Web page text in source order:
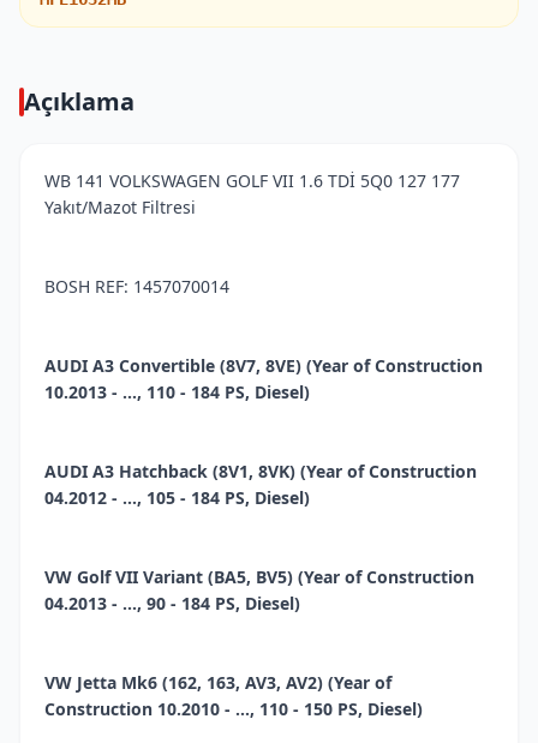
Açıklama
WB 141 VOLKSWAGEN GOLF VII 1.6 TDİ 5Q0 127 177
Yakıt/Mazot Filtresi
BOSH REF: 1457070014
AUDI A3 Convertible (8V7, 8VE) (Year of Construction
10.2013 - ..., 110 - 184 PS, Diesel)
AUDI A3 Hatchback (8V1, 8VK) (Year of Construction
04.2012 - ..., 105 - 184 PS, Diesel)
VW Golf VII Variant (BA5, BV5) (Year of Construction
04.2013 - ..., 90 - 184 PS, Diesel)
VW Jetta Mk6 (162, 163, AV3, AV2) (Year of
Construction 10.2010 - ..., 110 - 150 PS, Diesel)